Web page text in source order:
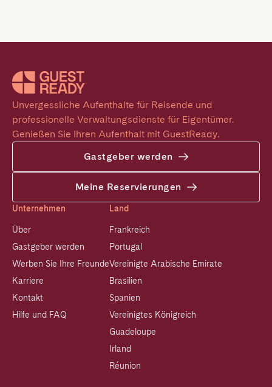
Unvergessliche Aufenthalte für Reisende und
professionelle Verwaltungsdienste für Eigentümer.
Genießen Sie Ihren Aufenthalt mit GuestReady.
Gastgeber werden
Meine Reservierungen
Unternehmen
Über
Gastgeber werden
Werben Sie Ihre Freunde
Karriere
Kontakt
Hilfe und FAQ
Land
Frankreich
Portugal
Vereinigte Arabische Emirate
Brasilien
Spanien
Vereinigtes Königreich
Guadeloupe
Irland
Réunion